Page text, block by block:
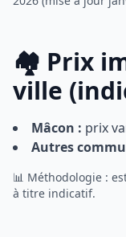
🏘️ Prix
ville
Mâcon : prix
Autres
📊 Méthodologie :
à titre indicatif.